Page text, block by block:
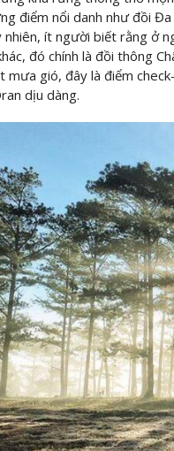
điểm nổi danh như đồi
nhiên, ít người biết rằng ở
đó chính là đồi thông
gió, đây là điểm
dịu dàng.